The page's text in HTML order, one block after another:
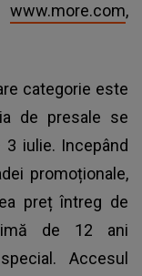
www.more.com,
categorie este
de presale se
iulie. Incepând
promoționale,
preț întreg de
de 12 ani
Accesul